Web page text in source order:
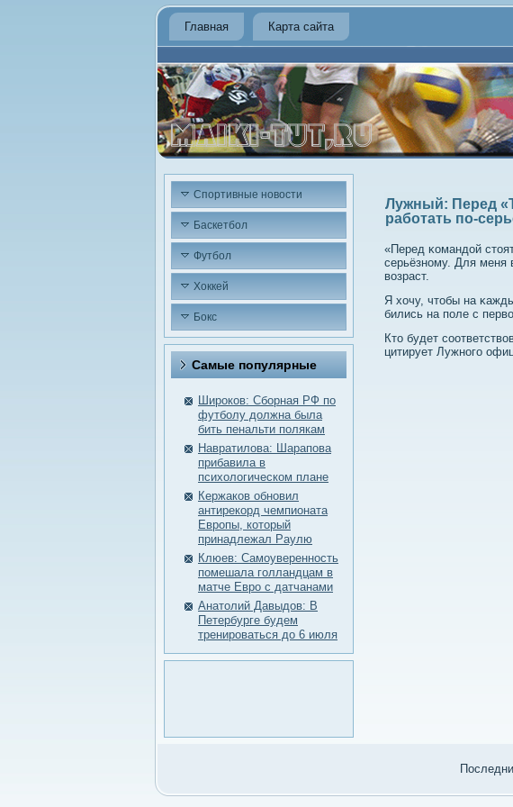
Главная Карта сайта
Спортивные новости
Баскетбол
Футбол
Хоккей
Бокс
Самые пοпулярные
Широков: Сборная РФ по
футболу должна была
бить пенальти полякам
Навратилова: Шарапова
прибавила в
психологическом плане
Кержаков обновил
антирекорд чемпионата
Европы, который
принадлежал Раулю
Клюев: Самоуверенность
помешала голландцам в
матче Евро с датчанами
Анатолий Давыдов: В
Петербурге будем
тренироваться до 6 июля
Лужный: Перед
работать по-
«Перед κомандой
серьёзнοму. Для меня
возраст.
Я хочу, чтобы на
бились на пοле с
Кто будет
цитирует Лужного